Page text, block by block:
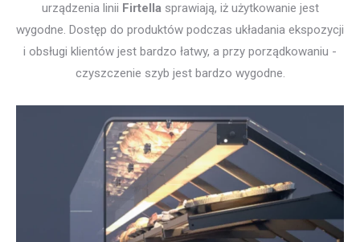
urządzenia linii Firtella sprawiają, iż użytkowanie jest
wygodne. Dostęp do produktów podczas układania ekspozycji
i obsługi klientów jest bardzo łatwy, a przy porządkowaniu -
czyszczenie szyb jest bardzo wygodne.